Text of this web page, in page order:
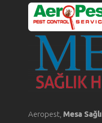
Aeropest, Mesa